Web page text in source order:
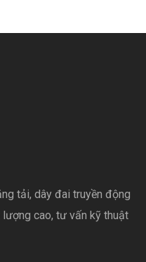
tải, dây đai truyền động
cao, tư vấn kỹ thuật